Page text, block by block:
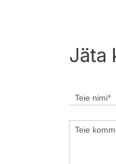
Jäta